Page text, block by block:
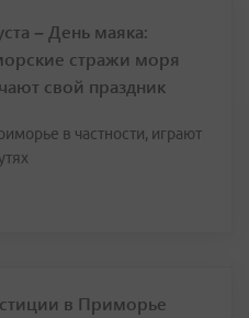
– День маяка:
стражи моря
свой праздник
в частности, играют
в Приморье